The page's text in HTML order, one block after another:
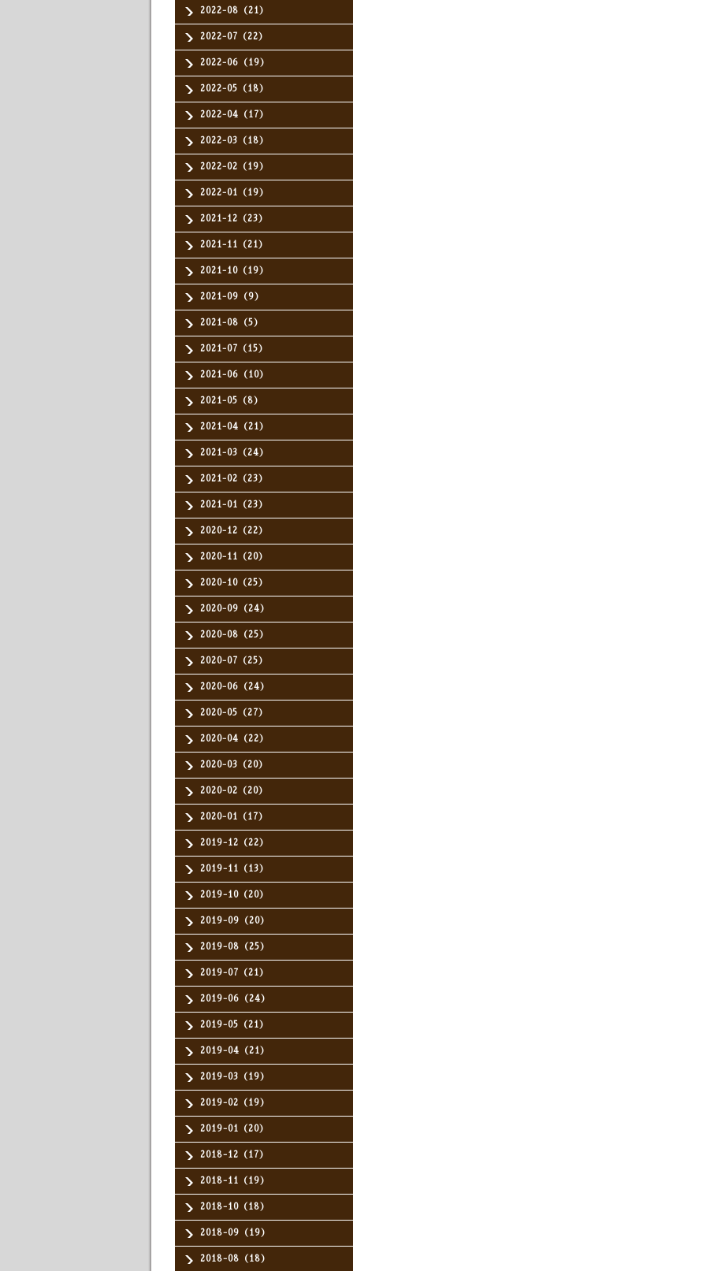
2022-08（21）
2022-07（22）
2022-06（19）
2022-05（18）
2022-04（17）
2022-03（18）
2022-02（19）
2022-01（19）
2021-12（23）
2021-11（21）
2021-10（19）
2021-09（9）
2021-08（5）
2021-07（15）
2021-06（10）
2021-05（8）
2021-04（21）
2021-03（24）
2021-02（23）
2021-01（23）
2020-12（22）
2020-11（20）
2020-10（25）
2020-09（24）
2020-08（25）
2020-07（25）
2020-06（24）
2020-05（27）
2020-04（22）
2020-03（20）
2020-02（20）
2020-01（17）
2019-12（22）
2019-11（13）
2019-10（20）
2019-09（20）
2019-08（25）
2019-07（21）
2019-06（24）
2019-05（21）
2019-04（21）
2019-03（19）
2019-02（19）
2019-01（20）
2018-12（17）
2018-11（19）
2018-10（18）
2018-09（19）
2018-08（18）